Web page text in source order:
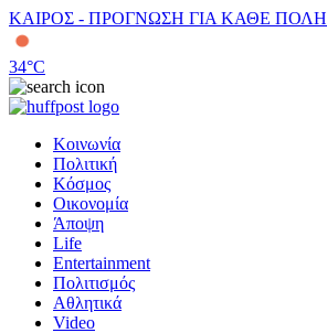
ΚΑΙΡΟΣ - ΠΡΟΓΝΩΣΗ ΓΙΑ ΚΑΘΕ ΠΟΛΗ
34°C
Κοινωνία
Πολιτική
Κόσμος
Οικονομία
Άποψη
Life
Entertainment
Πολιτισμός
Αθλητικά
Video